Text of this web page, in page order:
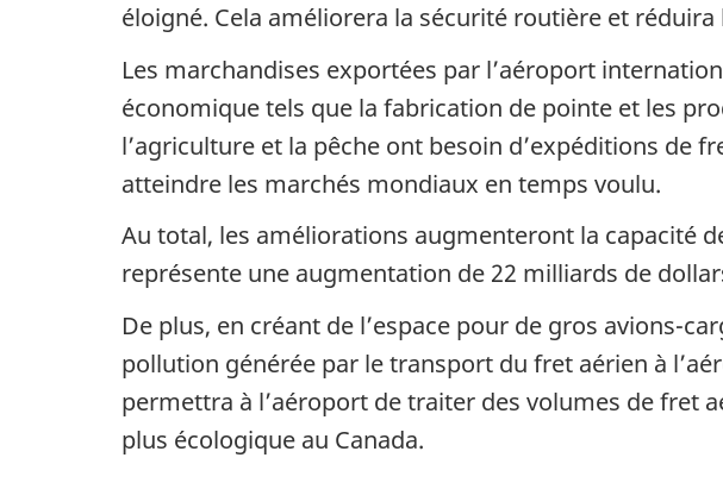
éloigné. Cela améliorera la sécurité routière et
Les marchandises exportées par l’aéroport
économique tels que la fabrication de pointe et les
l’agriculture et la pêche ont besoin d’expéditions de
atteindre les marchés mondiaux en temps voulu.
Au total, les améliorations augmenteront la capacité
représente une augmentation de 22 milliards de
De plus, en créant de l’espace pour de gros avions-
pollution générée par le transport du fret aérien à
permettra à l’aéroport de traiter des volumes de fret
plus écologique au Canada.